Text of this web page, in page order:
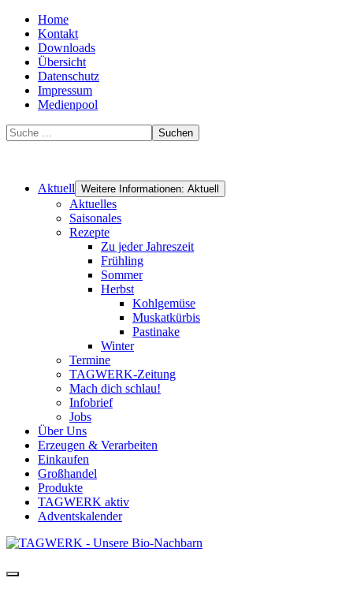
Home
Kontakt
Downloads
Übersicht
Datenschutz
Impressum
Medienpool
Suchen
Aktuell Weitere Informationen: Aktuell
Aktuelles
Saisonales
Rezepte
Zu jeder Jahreszeit
Frühling
Sommer
Herbst
Kohlgemüse
Muskatkürbis
Pastinake
Winter
Termine
TAGWERK-Zeitung
Mach dich schlau!
Infobrief
Jobs
Über Uns
Erzeugen & Verarbeiten
Einkaufen
Großhandel
Produkte
TAGWERK aktiv
Adventskalender